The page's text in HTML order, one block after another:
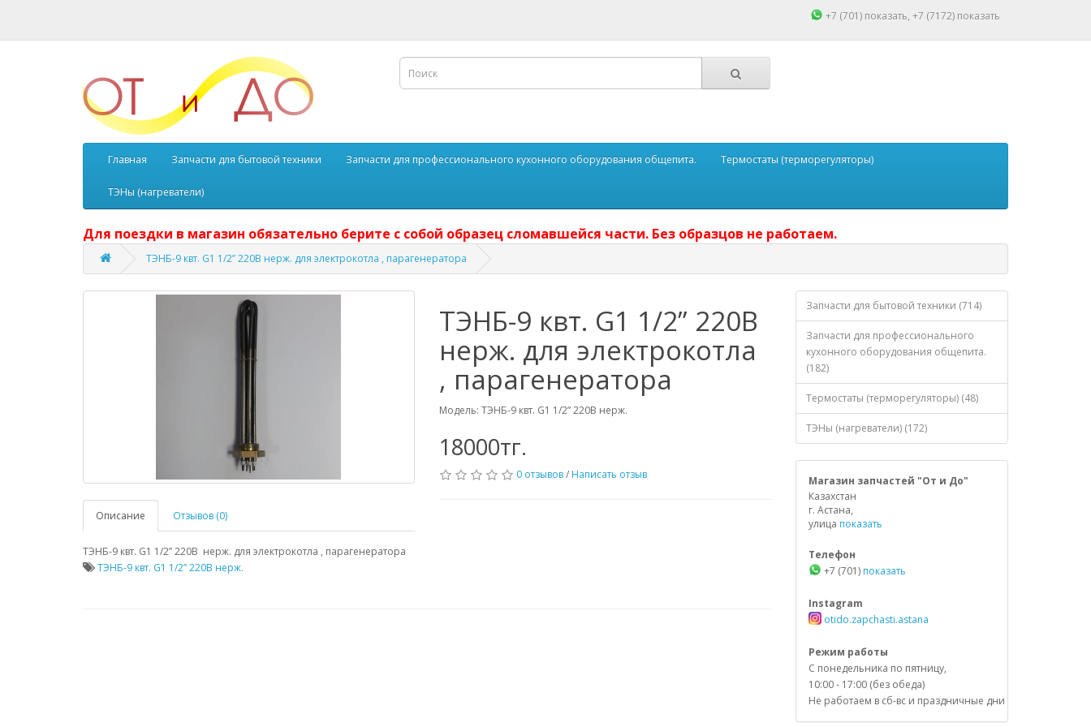
+7 (701) показать, +7 (7172) показать
Главная Запчасти для бытовой техники Запчасти для профессионального кухонного оборудования общепита. Термостаты (терморегуляторы)
ТЭНы (нагреватели)
Для поездки в магазин обязательно берите с собой образец сломавшейся части. Без образцов не работаем.
ТЭНБ-9 квт. G1 1/2” 220В нерж. для электрокотла , парагенератора
Описание Отзывов (0)
ТЭНБ-9 квт. G1 1/2” 220В нерж. для электрокотла , парагенератора
ТЭНБ-9 квт. G1 1/2” 220В
нерж. для электрокотла
, парагенератора
Модель: ТЭНБ-9 квт. G1 1/2” 220В нерж.
18000тг.
0 отзывов/ Написать отзыв
ТЭНБ-9 квт. G1 1/2” 220В нерж.
Запчасти для бытовой техники (714)
Запчасти для профессионального
кухонного оборудования общепита.
(182)
Термостаты (терморегуляторы) (48)
ТЭНы (нагреватели) (172)
Магазин запчастей "От и До"
Казахстан
г. Астана,
улица показать
Телефон
+7 (701) показать
Instagram
otido.zapchasti.astana
Режим работы
С понедельника по пятницу,
10:00 - 17:00 (без обеда)
Не работаем в сб-вс и праздничные дни